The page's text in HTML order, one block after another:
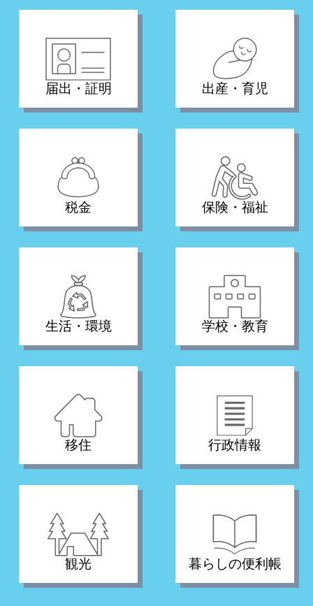
届出・証明 出産・育児
税金 保険・福祉
生活・環境 学校・教育
移住 行政情報
観光 暮らしの便利帳